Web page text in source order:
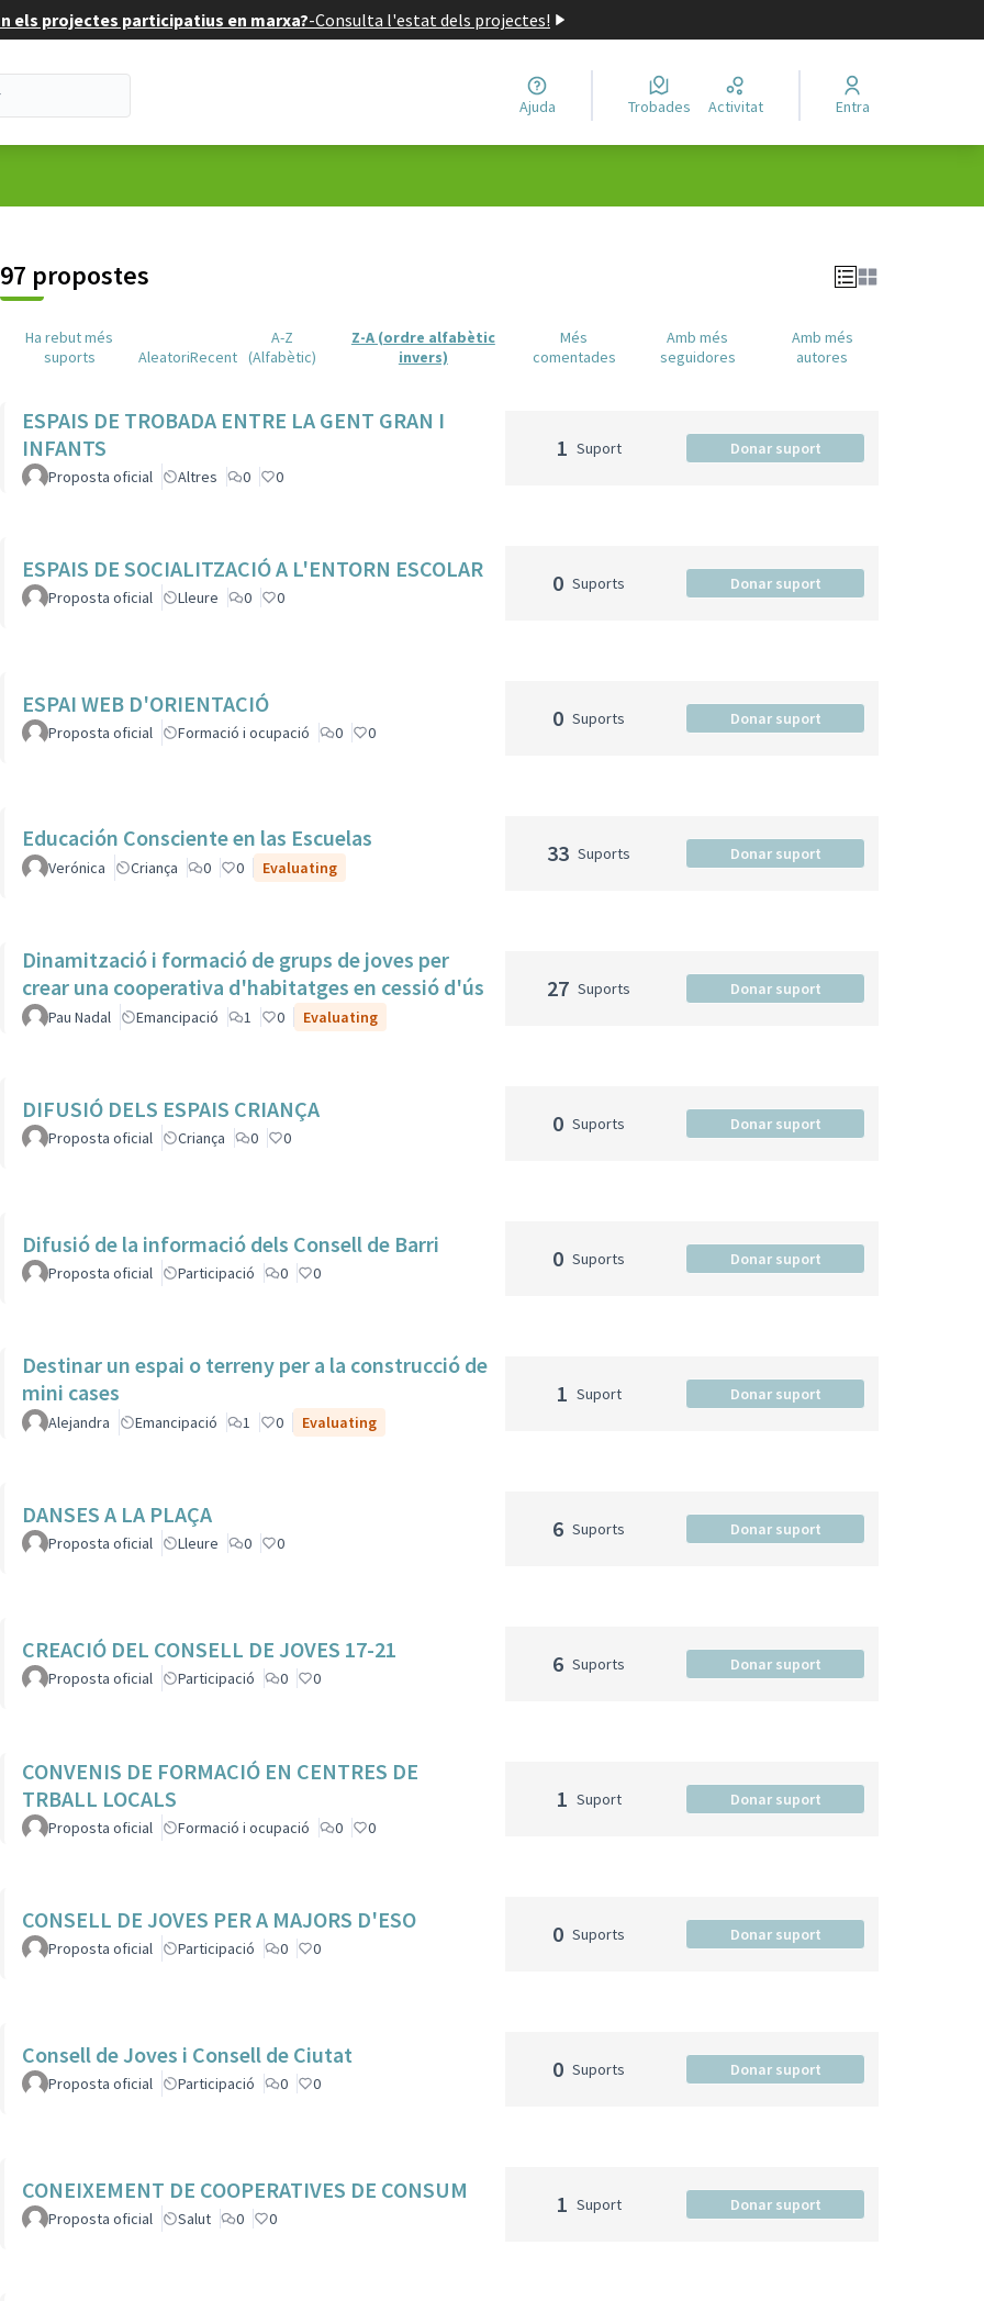
els projectes participatius en marxa?-Consulta l'estat dels projectes!
Ajuda Trobades Activitat Entra
97 propostes
Ha rebut més
suports
AleatoriRecent
A-Z
(Alfabètic)
Z-A (ordre alfabètic
invers)
Més
comentades
Amb més
seguidores
Amb més
autores
ESPAIS DE TROBADA ENTRE LA GENT GRAN I
INFANTS
Proposta oficial Altres 0 0
1 Suport Donar suport
ESPAIS DE SOCIALITZACIÓ A L'ENTORN ESCOLAR
Proposta oficial Lleure 0 0
0 Suports Donar suport
ESPAI WEB D'ORIENTACIÓ
Proposta oficial Formació i ocupació 0 0
0 Suports Donar suport
Educación Consciente en las Escuelas
Verónica Criança 0 0 Evaluating
33 Suports Donar suport
Dinamització i formació de grups de joves per
crear una cooperativa d'habitatges en cessió d'ús
Pau Nadal Emancipació 1 0 Evaluating
27 Suports Donar suport
DIFUSIÓ DELS ESPAIS CRIANÇA
Proposta oficial Criança 0 0
0 Suports Donar suport
Difusió de la informació dels Consell de Barri
Proposta oficial Participació 0 0
0 Suports Donar suport
Destinar un espai o terreny per a la construcció de
mini cases
Alejandra Emancipació 1 0 Evaluating
1 Suport Donar suport
DANSES A LA PLAÇA
Proposta oficial Lleure 0 0
6 Suports Donar suport
CREACIÓ DEL CONSELL DE JOVES 17-21
Proposta oficial Participació 0 0
6 Suports Donar suport
CONVENIS DE FORMACIÓ EN CENTRES DE
TRBALL LOCALS
Proposta oficial Formació i ocupació 0 0
1 Suport Donar suport
CONSELL DE JOVES PER A MAJORS D'ESO
Proposta oficial Participació 0 0
0 Suports Donar suport
Consell de Joves i Consell de Ciutat
Proposta oficial Participació 0 0
0 Suports Donar suport
CONEIXEMENT DE COOPERATIVES DE CONSUM
Proposta oficial Salut 0 0
1 Suport Donar suport